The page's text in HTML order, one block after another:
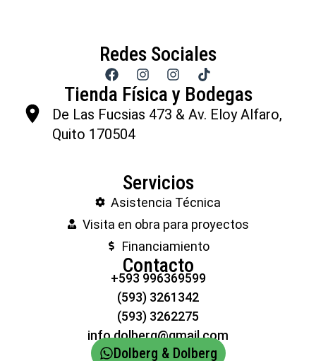
Redes Sociales
Tienda Física y Bodegas
De Las Fucsias 473 & Av. Eloy Alfaro,
Quito 170504
Servicios
Asistencia Técnica
Visita en obra para proyectos
Financiamiento
Contacto
+593 996369599
(593) 3261342
(593) 3262275
info.dolberg@gmail.com
Dolberg & Dolberg